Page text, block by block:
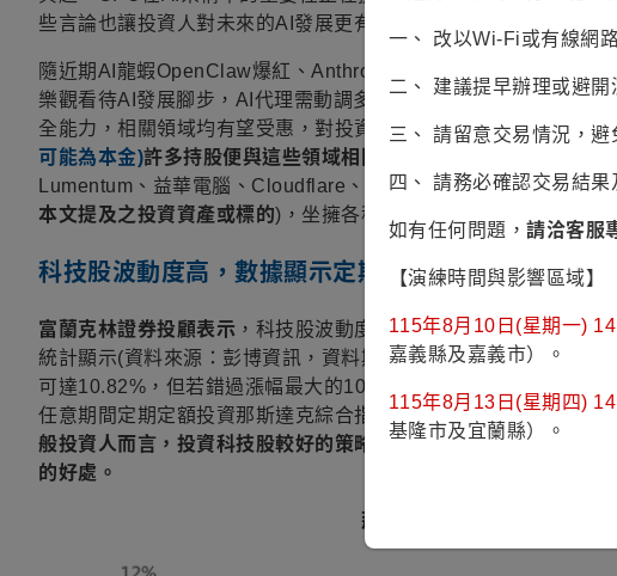
些言論也讓投資人對未來的AI發展更有信心，AI代理甚至有望逐漸
隨近期AI龍蝦OpenClaw爆紅、Anthropic的Claude模型展現強大
樂觀看待AI發展腳步，AI代理需動調多種軟體來執行任務，而為
全能力，相關領域均有望受惠，對投資人而言，能一把抓住各種AI
可能為本金)許多持股便與這些領域相關
Lumentum、益華電腦、Cloudflare、Crowdstrike(本頁不代表對
本文提及之投資資產或標的)，坐擁各種AI領先者投資契機。
科技股波動度高，數據顯示定期定額上漲機率超過八成
富蘭克林證券投顧表示 ，科技股波動度向來高於其他類股，但卻
統計顯示(資料來源：彭博資訊，資料期間為1971年2月至2025年
可達10.82%，但若錯過漲幅最大的10個、20個交易日，年化報
任意期間定期定額投資那斯達克綜合指數三年平均報酬約達
般投資人而言，投資科技股較好的策略是定期定額投資且長期抱
的好處。
那斯達克指數成立以來，錯
一、 改以Wi-Fi或有線網
二、 建議提早辦理或避開
三、 請留意交易情況，
四、 請務必確認交易結果
如有任何問題， 請洽客服
【演練時間與影響區域】
115年8月10日(星期一)
嘉義縣及嘉義市）。
115年8月13日(星期四)
基隆市及宜蘭縣）。